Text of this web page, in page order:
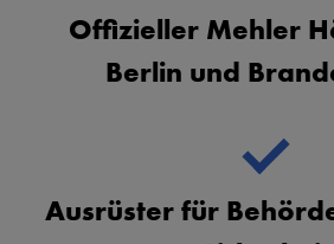
Offizieller Mehler
Berlin und
Ausrüster für